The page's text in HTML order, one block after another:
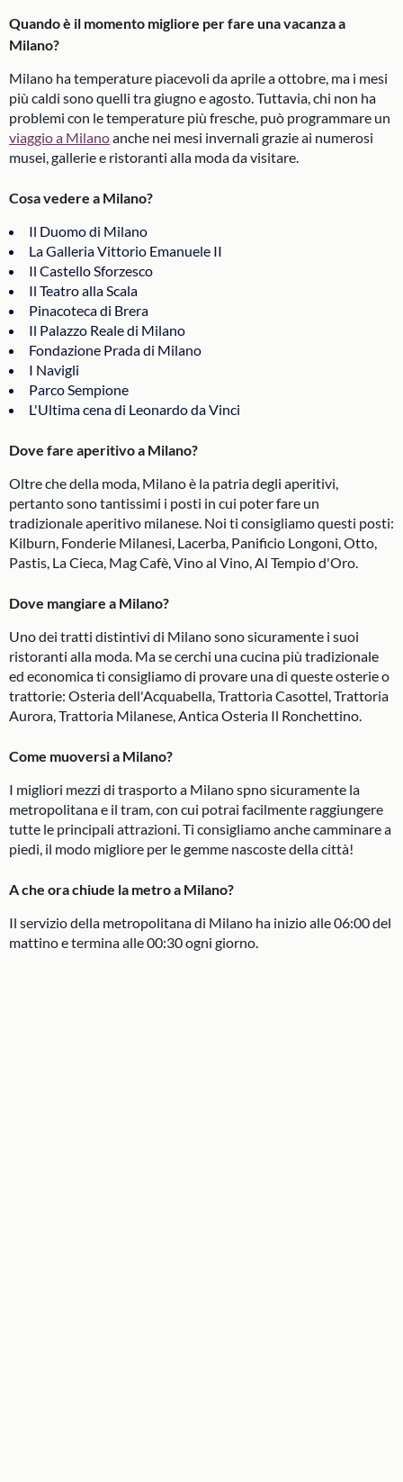
Quando è il momento migliore per fare una vacanza a
Milano?
Milano ha temperature piacevoli da aprile a ottobre, ma i mesi
più caldi sono quelli tra giugno e agosto. Tuttavia, chi non ha
problemi con le temperature più fresche, può programmare un
viaggio a Milanoanche nei mesi invernali grazie ai numerosi
musei, gallerie e ristoranti alla moda da visitare.
Cosa vedere a Milano?
Il Duomo di Milano
La Galleria Vittorio Emanuele II
Il Castello Sforzesco
Il Teatro alla Scala
Pinacoteca di Brera
Il Palazzo Reale di Milano
Fondazione Prada di Milano
I Navigli
Parco Sempione
L'Ultima cena di Leonardo da Vinci
Dove fare aperitivo a Milano?
Oltre che della moda, Milano è la patria degli aperitivi,
pertanto sono tantissimi i posti in cui poter fare un
tradizionale aperitivo milanese. Noi ti consigliamo questi posti:
Kilburn, Fonderie Milanesi, Lacerba, Panificio Longoni, Otto,
Pastis, La Cieca, Mag Cafè, Vino al Vino, Al Tempio d'Oro.
Dove mangiare a Milano?
Uno dei tratti distintivi di Milano sono sicuramente i suoi
ristoranti alla moda. Ma se cerchi una cucina più tradizionale
ed economica ti consigliamo di provare una di queste osterie o
trattorie: Osteria dell'Acquabella, Trattoria Casottel, Trattoria
Aurora, Trattoria Milanese, Antica Osteria Il Ronchettino.
Come muoversi a Milano?
I migliori mezzi di trasporto a Milano spno sicuramente la
metropolitana e il tram, con cui potrai facilmente raggiungere
tutte le principali attrazioni. Ti consigliamo anche camminare a
piedi, il modo migliore per le gemme nascoste della città!
A che ora chiude la metro a Milano?
Il servizio della metropolitana di Milano ha inizio alle 06:00 del
mattino e termina alle 00:30 ogni giorno.